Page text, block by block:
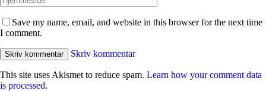
Save my name, email, and website in this browser for the next time
I comment.
Skriv kommentar
This site uses Akismet to reduce spam. Learn how your comment data
is processed.